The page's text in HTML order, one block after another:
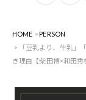
HOME
PERSON
「豆乳より、牛乳」
き理由【柴田博×和田秀